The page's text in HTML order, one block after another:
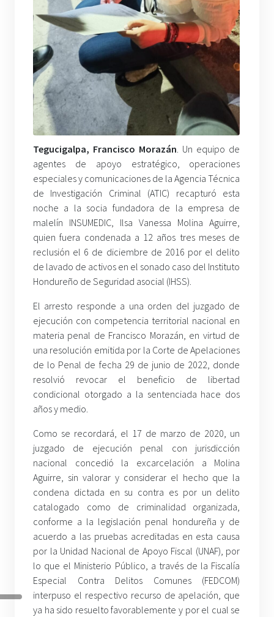
Tegucigalpa, Francisco Morazán. Un equipo de
agentes de apoyo estratégico, operaciones
especiales y comunicaciones de la Agencia Técnica
de Investigación Criminal (ATIC) recapturó esta
noche a la socia fundadora de la empresa de
malelín INSUMEDIC, Ilsa Vanessa Molina Aguirre,
quien fuera condenada a 12 años tres meses de
reclusión el 6 de diciembre de 2016 por el delito
de lavado de activos en el sonado caso del Instituto
Hondureño de Seguridad asocial (IHSS).
El arresto responde a una orden del juzgado de
ejecución con competencia territorial nacional en
materia penal de Francisco Morazán, en virtud de
una resolución emitida por la Corte de Apelaciones
de lo Penal de fecha 29 de junio de 2022, donde
resolvió revocar el beneficio de libertad
condicional otorgado a la sentenciada hace dos
años y medio.
Como se recordará, el 17 de marzo de 2020, un
juzgado de ejecución penal con jurisdicción
nacional concedió la excarcelación a Molina
Aguirre, sin valorar y considerar el hecho que la
condena dictada en su contra es por un delito
catalogado como de criminalidad organizada,
conforme a la legislación penal hondureña y de
acuerdo a las pruebas acreditadas en esta causa
por la Unidad Nacional de Apoyo Fiscal (UNAF), por
lo que el Ministerio Público, a través de la Fiscalía
Especial Contra Delitos Comunes (FEDCOM)
interpuso el respectivo recurso de apelación, que
ya ha sido resuelto favorablemente y por el cual se